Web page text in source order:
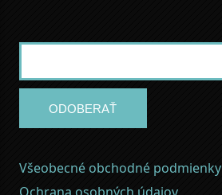
ODOBERAŤ
Všeobecné obchodné podmienky